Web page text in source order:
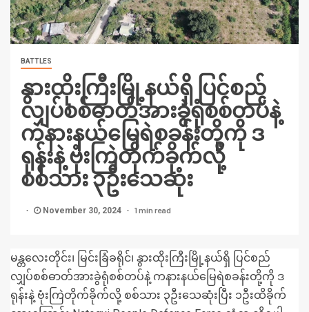
BATTLES
နွားထိုးကြီးမြို့နယ်ရှိ ပြင်စည်
လျှပ်စစ်ဓာတ်အားခွဲရုံစစ်တပ်နဲ့
ကနားနယ်မြေရဲစခန်းတို့ကို ဒ
ရုန်းနဲ့ ဗုံးကြဲတိုက်ခိုက်လို့
စစ်သား ၃ဦးသေဆုံး
November 30, 2024 1 min read
မန္တလေးတိုင်း၊ မြင်းခြံခရိုင်၊ နွားထိုးကြီးမြို့နယ်ရှိ ပြင်စည်
လျှပ်စစ်ဓာတ်အားခွဲရုံစစ်တပ်နဲ့ ကနားနယ်မြေရဲစခန်းတို့ကို ဒ
ရုန်းနဲ့ ဗုံးကြဲတိုက်ခိုက်လို့ စစ်သား ၃ဦးသေဆုံးပြီး ၁ဦးထိခိုက်